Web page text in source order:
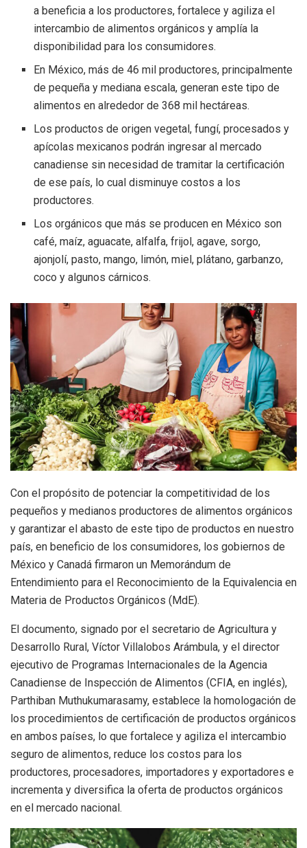
a beneficia a los productores, fortalece y agiliza el
intercambio de alimentos orgánicos y amplía la
disponibilidad para los consumidores.
En México, más de 46 mil productores, principalmente
de pequeña y mediana escala, generan este tipo de
alimentos en alrededor de 368 mil hectáreas.
Los productos de origen vegetal, fungí, procesados y
apícolas mexicanos podrán ingresar al mercado
canadiense sin necesidad de tramitar la certificación
de ese país, lo cual disminuye costos a los
productores.
Los orgánicos que más se producen en México son
café, maíz, aguacate, alfalfa, frijol, agave, sorgo,
ajonjolí, pasto, mango, limón, miel, plátano, garbanzo,
coco y algunos cárnicos.
Con el propósito de potenciar la competitividad de los
pequeños y medianos productores de alimentos orgánicos
y garantizar el abasto de este tipo de productos en nuestro
país, en beneficio de los consumidores, los gobiernos de
México y Canadá firmaron un Memorándum de
Entendimiento para el Reconocimiento de la Equivalencia en
Materia de Productos Orgánicos (MdE).
El documento, signado por el secretario de Agricultura y
Desarrollo Rural, Víctor Villalobos Arámbula, y el director
ejecutivo de Programas Internacionales de la Agencia
Canadiense de Inspección de Alimentos (CFIA, en inglés),
Parthiban Muthukumarasamy, establece la homologación de
los procedimientos de certificación de productos orgánicos
en ambos países, lo que fortalece y agiliza el intercambio
seguro de alimentos, reduce los costos para los
productores, procesadores, importadores y exportadores e
incrementa y diversifica la oferta de productos orgánicos
en el mercado nacional.